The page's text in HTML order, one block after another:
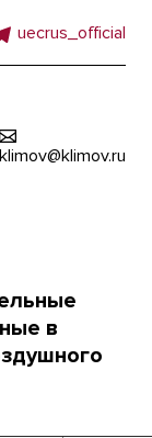
uecrus_official
klimov@klimov.ru
в